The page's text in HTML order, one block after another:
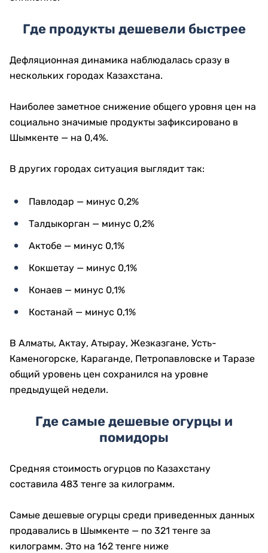
Где продукты дешевели быстрее
Дефляционная динамика наблюдалась сразу в
нескольких городах Казахстана.
Наиболее заметное снижение общего уровня цен на
социально значимые продукты зафиксировано в
Шымкенте — на 0,4%.
В других городах ситуация выглядит так:
Павлодар — минус 0,2%
Талдыкорган — минус 0,2%
Актобе — минус 0,1%
Кокшетау — минус 0,1%
Конаев — минус 0,1%
Костанай — минус 0,1%
В Алматы, Актау, Атырау, Жезказгане, Усть-
Каменогорске, Караганде, Петропавловске и Таразе
общий уровень цен сохранился на уровне
предыдущей недели.
Где самые дешевые огурцы и
помидоры
Средняя стоимость огурцов по Казахстану
составила 483 тенге за килограмм.
Самые дешевые огурцы среди приведенных данных
продавались в Шымкенте — по 321 тенге за
килограмм. Это на 162 тенге ниже